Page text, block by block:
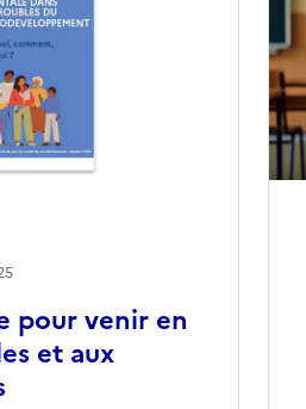
pour venir en
et aux